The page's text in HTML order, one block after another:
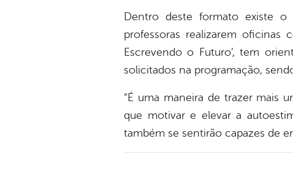
Dentro deste formato existe o
professoras realizarem oficinas
Escrevendo o Futuro’, tem
solicitados na programação,
“É uma maneira de trazer mais
que motivar e elevar a
também se sentirão capazes de